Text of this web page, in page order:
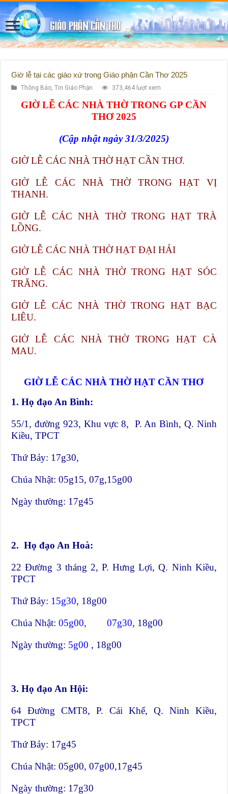
Giờ lễ tại các giáo xứ trong Giáo phận Cần Thơ 2025
Thông Báo ,Tin Giáo Phận 373,464 lượt xem
GIỜ LỄ CÁC NHÀ THỜ TRONG GP CẦN
THƠ 2025
(Cập nhật ngày 31/3/2025)
GIỜ LỄ CÁC NHÀ THỜ HẠT CẦN THƠ.
GIỜ LỄ CÁC NHÀ THỜ TRONG HẠT VỊ
THANH.
GIỜ LỄ CÁC NHÀ THỜ TRONG HẠT TRÀ
LỒNG.
GIỜ LỄ CÁC NHÀ THỜ HẠT ĐẠI HẢI
GIỜ LỄ CÁC NHÀ THỜ TRONG HẠT SÓC
TRĂNG.
GIỜ LỄ CÁC NHÀ THỜ TRONG HẠT BẠC
LIÊU.
GIỜ LỄ CÁC NHÀ THỜ TRONG HẠT CÀ
MAU.
GIỜ LỄ CÁC NHÀ THỜ HẠT CẦN THƠ
1. Họ đạo An Bình:
55/1, đường 923, Khu vực 8, P. An Bình, Q. Ninh
Kiều, TPCT
Thứ Bảy: 17g30,
Chúa Nhật: 05g15, 07g,15g00
Ngày thường: 17g45
2. Họ đạo An Hoà:
22 Đường 3 tháng 2, P. Hưng Lợi, Q. Ninh Kiều,
TPCT
Thứ Bảy: 15g30, 18g00
Chúa Nhật:05g00, 07g30, 18g00
Ngày thường: 5g00 , 18g00
3.Họ đạo An Hội:
64 Đường CMT8, P. Cái Khế, Q. Ninh Kiều,
TPCT
Thứ Bảy: 17g45
Chúa Nhật: 05g00, 07g00,17g45
Ngày thường: 17g30